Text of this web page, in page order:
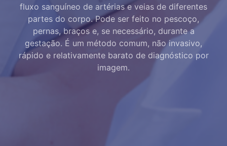
fluxo sanguíneo de artérias e veias de diferentes
partes do corpo. Pode ser feito no pescoço,
pernas, braços e, se necessário, durante a
gestação. É um método comum, não invasivo,
rápido e relativamente barato de diagnóstico por
imagem.